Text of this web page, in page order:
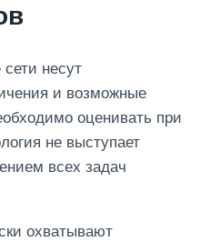
несут
и возможные
оценивать при
не выступает
всех задач
охватывают